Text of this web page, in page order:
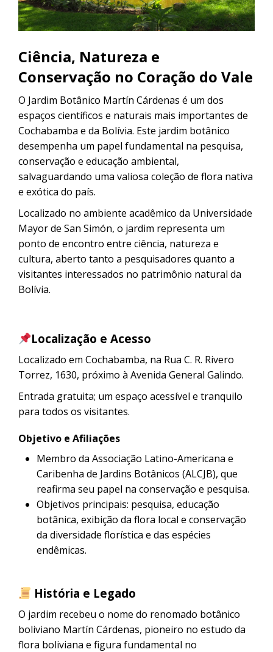
Excursão ao Salar de Uyuni saindo
Uyuni e pelas lagoas do Altiplano
2 noites
Excursão pela Rota Branca | De
Cusco a Uyuni em 3 dias
Excursão ao Salar de Uyuni saindo
de Puno
CONTACTANOS
Ciência, Natureza e
Conservação no Coração do Vale
O Jardim Botânico Martín Cárdenas é um dos
espaços científicos e naturais mais importantes de
Cochabamba e da Bolívia. Este jardim botânico
desempenha um papel fundamental na pesquisa,
conservação e educação ambiental,
salvaguardando uma valiosa coleção de flora nativa
e exótica do país.
Localizado no ambiente acadêmico da Universidade
Mayor de San Simón, o jardim representa um
ponto de encontro entre ciência, natureza e
cultura, aberto tanto a pesquisadores quanto a
visitantes interessados ​​no patrimônio natural da
Bolívia.
Localização e Acesso
Localizado em Cochabamba, na Rua C. R. Rivero
Torrez, 1630, próximo à Avenida General Galindo.
Entrada gratuita; um espaço acessível e tranquilo
para todos os visitantes.
Objetivo e Afiliações
Membro da Associação Latino-Americana e
Caribenha de Jardins Botânicos (ALCJB), que
reafirma seu papel na conservação e pesquisa.
Objetivos principais: pesquisa, educação
botânica, exibição da flora local e conservação
da diversidade florística e das espécies
endêmicas.
História e Legado
O jardim recebeu o nome do renomado botânico
boliviano Martín Cárdenas, pioneiro no estudo da
flora boliviana e figura fundamental no